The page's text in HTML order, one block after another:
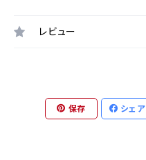
レビュー
保存 シェア